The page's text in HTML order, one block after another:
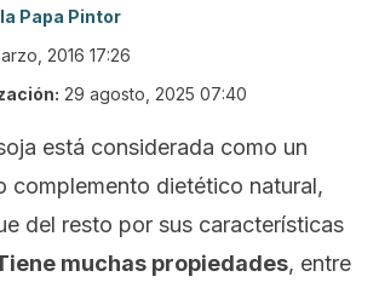
Papa Pintor
2016 17:26
29 agosto, 2025 07:40
está considerada como un
complemento dietético natural,
del resto por sus características
muchas propiedades, entre